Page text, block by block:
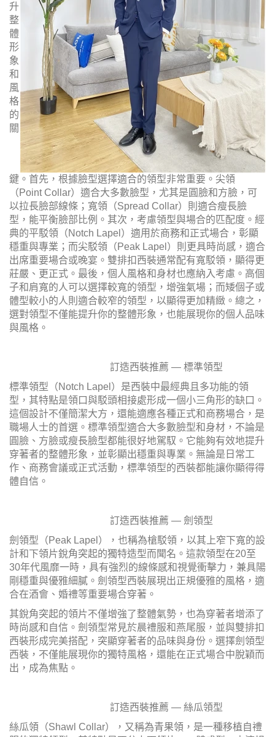
升
整
體
形
象
和
風
格
的
關
鍵。首先，根據臉型選擇適合的領型非常重要。尖領
（Point Collar）適合大多數臉型，尤其是圓臉和方臉，可
以拉長臉部線條；寬領（Spread Collar）則適合瘦長臉
型，能平衡臉部比例。其次，考慮領型與場合的匹配度。經
典的平駁領（Notch Lapel）適用於商務和正式場合，彰顯
穩重與專業；而尖駁領（Peak Lapel）則更具時尚感，適合
出席重要場合或晚宴。雙排扣西裝通常配有寬駁領，顯得更
莊嚴、更正式。最後，個人風格和身材也應納入考慮。高個
子和肩寬的人可以選擇較寬的領型，增強氣場；而矮個子或
體型較小的人則適合較窄的領型，以顯得更加精緻。總之，
選對領型不僅能提升你的整體形象，也能展現你的個人品味
與風格。
訂造西裝推薦 — 標準領型
標準領型（Notch Lapel）是西裝中最經典且多功能的領
型，其特點是領口與駁頭相接處形成一個小三角形的缺口。
這個設計不僅簡潔大方，還能適應各種正式和商務場合，是
職場人士的首選。標準領型適合大多數臉型和身材，不論是
圓臉、方臉或瘦長臉型都能很好地駕馭。它能夠有效地提升
穿著者的整體形象，並彰顯出穩重與專業。無論是日常工
作、商務會議或正式活動，標準領型的西裝都能讓你顯得得
體自信。
訂造西裝推薦 — 劍領型
劍領型（Peak Lapel），也稱為槍駁領，以其上窄下寬的設
計和下領片銳角突起的獨特造型而聞名。這款領型在20至
30年代風靡一時，具有強烈的線條感和視覺衝擊力，兼具陽
剛穩重與優雅細膩。劍領型西裝展現出正規優雅的風格，適
合在酒會、婚禮等重要場合穿著。
其銳角突起的領片不僅增強了整體氣勢，也為穿著者增添了
時尚感和自信。劍領型常見於晨禮服和燕尾服，並與雙排扣
西裝形成完美搭配，突顯穿著者的品味與身份。選擇劍領型
西裝，不僅能展現你的獨特風格，還能在正式場合中脫穎而
出，成為焦點。
訂造西裝推薦 — 絲瓜領型
絲瓜領（Shawl Collar），又稱為青果領，是一種移植自禮